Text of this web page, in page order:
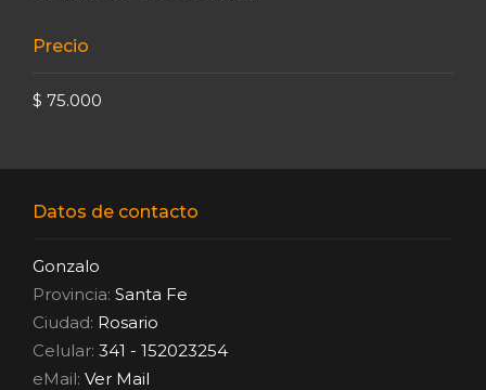
Precio
$ 75.000
Datos de contacto
Gonzalo
Provincia: Santa Fe
Ciudad: Rosario
Celular: 341 - 152023254
eMail: Ver Mail